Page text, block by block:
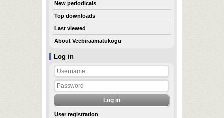
Log in
User registration
New periodicals
Top downloads
Last viewed
About Veebiraamatukogu